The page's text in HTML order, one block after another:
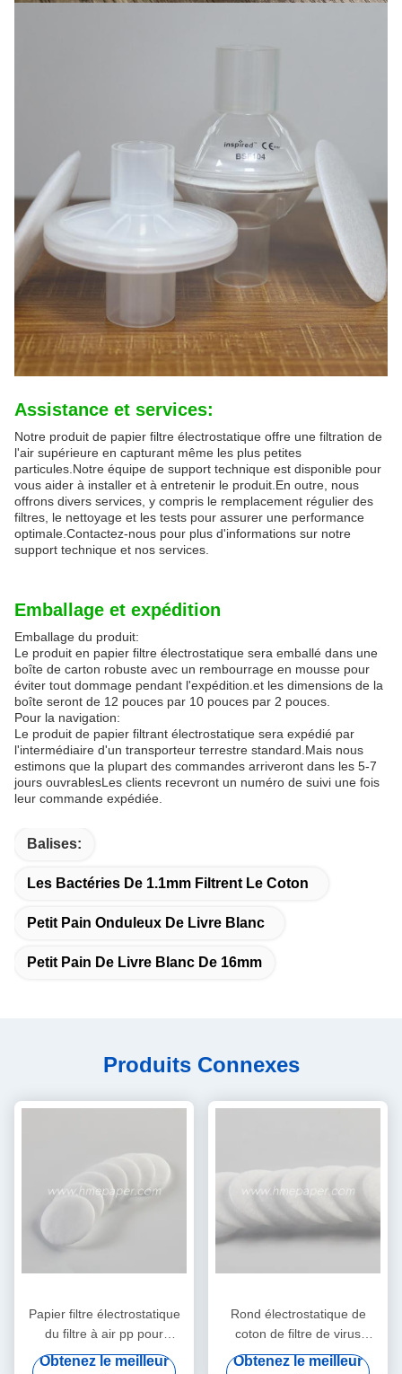
Assistance et services:
Notre produit de papier filtre électrostatique offre une filtration de
l'air supérieure en capturant même les plus petites
particules.Notre équipe de support technique est disponible pour
vous aider à installer et à entretenir le produit.En outre, nous
offrons divers services, y compris le remplacement régulier des
filtres, le nettoyage et les tests pour assurer une performance
optimale.Contactez-nous pour plus d'informations sur notre
support technique et nos services.
Emballage et expédition
Emballage du produit:
Le produit en papier filtre électrostatique sera emballé dans une
boîte de carton robuste avec un rembourrage en mousse pour
éviter tout dommage pendant l'expédition.et les dimensions de la
boîte seront de 12 pouces par 10 pouces par 2 pouces.
Pour la navigation:
Le produit de papier filtrant électrostatique sera expédié par
l'intermédiaire d'un transporteur terrestre standard.Mais nous
estimons que la plupart des commandes arriveront dans les 5-7
jours ouvrablesLes clients recevront un numéro de suivi une fois
leur commande expédiée.
Balises:
Les Bactéries De 1.1mm Filtrent Le Coton
Petit Pain Onduleux De Livre Blanc
Petit Pain De Livre Blanc De 16mm
Produits Connexes
Papier filtre électrostatique
du filtre à air pp pour
HME/HMEF
Obtenez le meilleur
Rond électrostatique de
coton de filtre de virus
bactérien de HME HMEF
Obtenez le meilleur